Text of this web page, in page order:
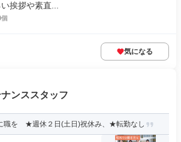
挨拶や素直...
個
気になる
ンススタッフ
職を ★週休２日(土日)祝休み、★転勤なし